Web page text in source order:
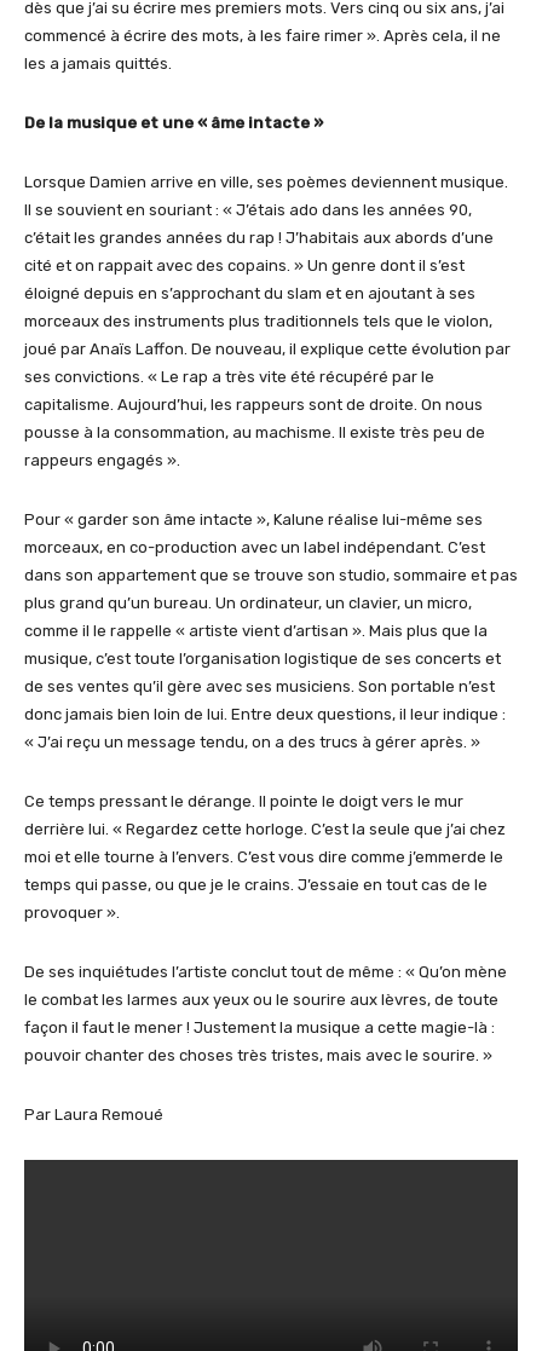
dès que j’ai su écrire mes premiers mots. Vers cinq ou six ans, j’ai
commencé à écrire des mots, à les faire rimer ». Après cela, il ne
les a jamais quittés.
De la musique et une « âme intacte »
Lorsque Damien arrive en ville, ses poèmes deviennent musique.
Il se souvient en souriant : « J’étais ado dans les années 90,
c’était les grandes années du rap ! J’habitais aux abords d’une
cité et on rappait avec des copains. » Un genre dont il s’est
éloigné depuis en s’approchant du slam et en ajoutant à ses
morceaux des instruments plus traditionnels tels que le violon,
joué par Anaïs Laffon. De nouveau, il explique cette évolution par
ses convictions. « Le rap a très vite été récupéré par le
capitalisme. Aujourd’hui, les rappeurs sont de droite. On nous
pousse à la consommation, au machisme. Il existe très peu de
rappeurs engagés ».
Pour « garder son âme intacte », Kalune réalise lui-même ses
morceaux, en co-production avec un label indépendant. C’est
dans son appartement que se trouve son studio, sommaire et pas
plus grand qu’un bureau. Un ordinateur, un clavier, un micro,
comme il le rappelle « artiste vient d’artisan ». Mais plus que la
musique, c’est toute l’organisation logistique de ses concerts et
de ses ventes qu’il gère avec ses musiciens. Son portable n’est
donc jamais bien loin de lui. Entre deux questions, il leur indique :
« J’ai reçu un message tendu, on a des trucs à gérer après. »
Ce temps pressant le dérange. Il pointe le doigt vers le mur
derrière lui. « Regardez cette horloge. C’est la seule que j’ai chez
moi et elle tourne à l’envers. C’est vous dire comme j’emmerde le
temps qui passe, ou que je le crains. J’essaie en tout cas de le
provoquer ».
De ses inquiétudes l’artiste conclut tout de même : « Qu’on mène
le combat les larmes aux yeux ou le sourire aux lèvres, de toute
façon il faut le mener ! Justement la musique a cette magie-là :
pouvoir chanter des choses très tristes, mais avec le sourire. »
Par Laura Remoué